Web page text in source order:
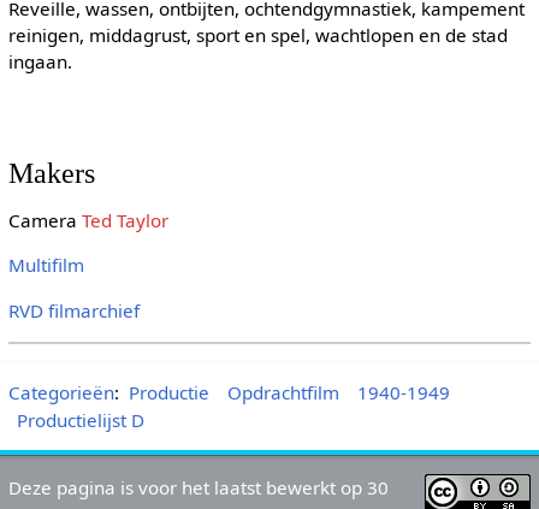
Reveille, wassen, ontbijten, ochtendgymnastiek, kampement
reinigen, middagrust, sport en spel, wachtlopen en de stad
ingaan.
Makers
Camera Ted Taylor
Multifilm
RVD filmarchief
Categorieën: Productie Opdrachtfilm
1940-1949
Productielijst D
Deze pagina is voor het laatst bewerkt op 30